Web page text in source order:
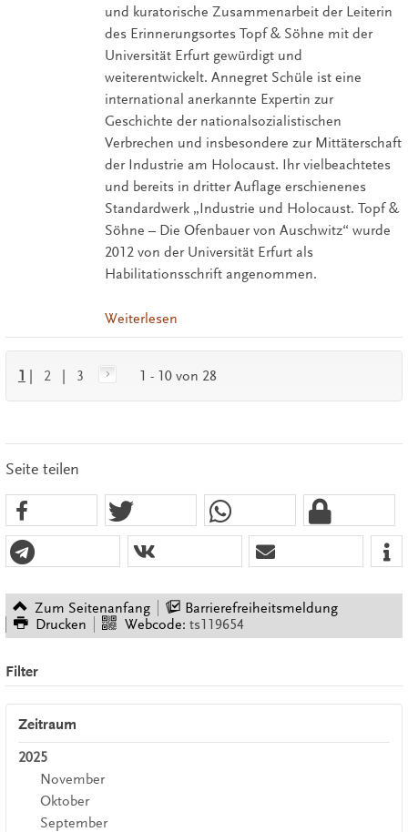
und kuratorische Zusammenarbeit der Leiterin
des Erinnerungsortes Topf & Söhne mit der
Universität Erfurt gewürdigt und
weiterentwickelt. Annegret Schüle ist eine
international anerkannte Expertin zur
Geschichte der nationalsozialistischen
Verbrechen und insbesondere zur Mittäterschaft
der Industrie am Holocaust. Ihr vielbeachtetes
und bereits in dritter Auflage erschienenes
Standardwerk „Industrie und Holocaust. Topf &
Söhne – Die Ofenbauer von Auschwitz“ wurde
2012 von der Universität Erfurt als
Habilitationsschrift angenommen.
Weiterlesen
1 2 3 1 - 10 von 28
Seite teilen
Zum Seitenanfang
Barrierefreiheitsmeldung
Drucken
Webcode: ts119654
Filter
Zeitraum
2025
November
Oktober
September